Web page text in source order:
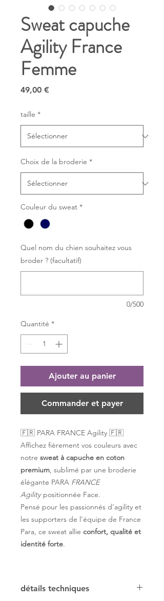
Sweat capuche
Agility France
Femme
49,00 €
taille *
Choix de la broderie *
Couleur du sweat *
Quel nom du chien souhaitez vous
broder ? (facultatif)
0/500
Quantité *
Ajouter au panier
Commander et payer
🇫🇷 PARA FRANCE Agility 🇫🇷
Affichez fièrement vos couleurs avec
notre sweat à capuche en coton
premium, sublimé par une broderie
élégante PARA FRANCE
Agilitypositionnée Face.
Pensé pour les passionnés d’agility et
les supporters de l’équipe de France
Para, ce sweat allie confort, qualité et
identité forte.
détails techniques